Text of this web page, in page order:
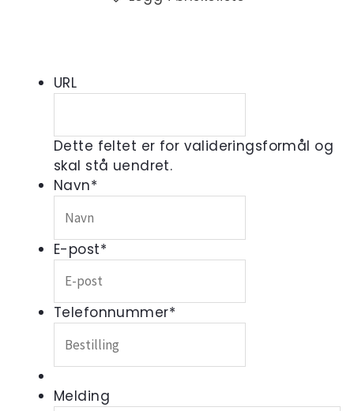
URL
Dette feltet er for valideringsformål og
skal stå uendret.
Navn*
E-post*
Telefonnummer*
Melding